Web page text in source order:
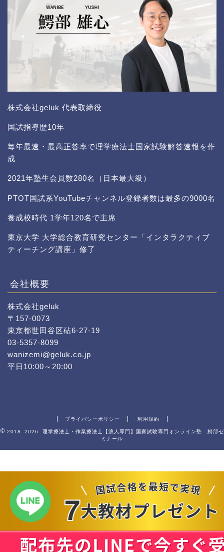
株式会社geluk 代表取締役
国試指導歴10年
毎年最速・最高正答率で理学療法士国家試験解答速報を作
成
2021年塾生会員数280名（日本最大級）
PTOT国試系YouTubeチャンネル登録者数は最多の9000名
養成校時代 1学年120名で主席
東京大学 大学総合教育研究センター「インタラクティブ
ティーチング講座」修了
会社概要
株式会社geluk
〒157-0073
東京都世田谷区砧6-27-19
03-5357-8099
wanizemi@geluk.co.jp
平日10:00～20:00
プライバシーポリシー 利用規約
2018–2026 理学療法士・作業療法士【浪人専門】国家試験専門オンライン塾 鰐部ゼ
ミナール